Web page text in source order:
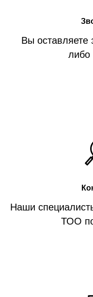
Вы оставляете
либо
Наши
ТОО